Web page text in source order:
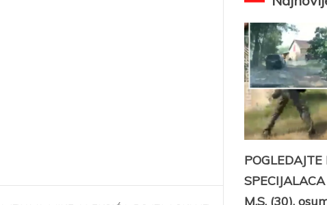
M.S. (30),